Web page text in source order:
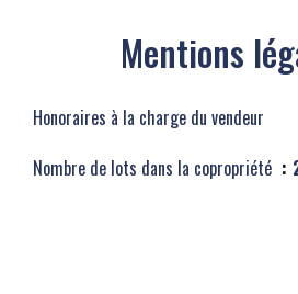
Mentions
Honoraires à la charge du vendeur
Nombre de lots dans la copropriété